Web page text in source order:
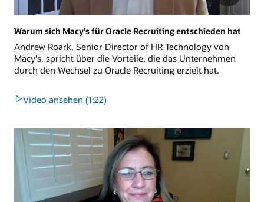
Warum sich Macy's für Oracle Recruiting entschieden hat
Andrew Roark, Senior Director of HR Technology von
Macy's, spricht über die Vorteile, die das Unternehmen
durch den Wechsel zu Oracle Recruiting erzielt hat.
Video ansehen (1:22)